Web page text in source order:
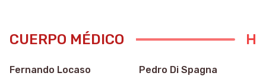
CUERPO MÉDICO
Fernando Locaso Pedro Di Spagna